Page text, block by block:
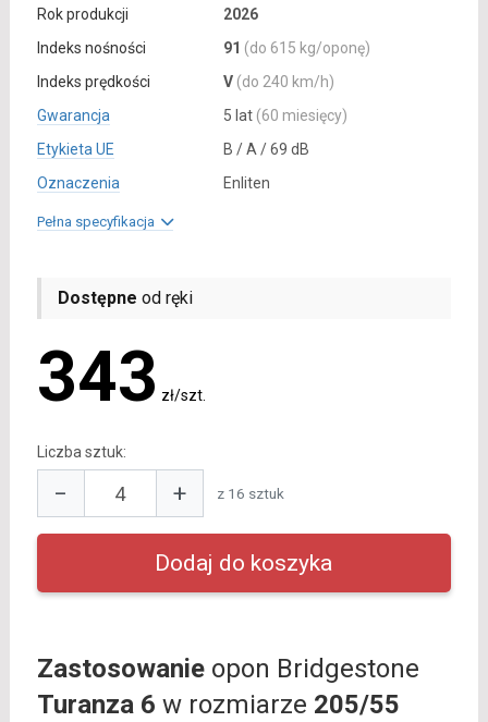
Rok produkcji
2026
Indeks nośności
91 (do 615 kg/oponę)
Indeks prędkości
V (do 240 km/h)
Gwarancja
5 lat (60 miesięcy)
Etykieta UE
B / A / 69 dB
Oznaczenia
Enliten
Pełna specyfikacja
Dostępne od ręki
343 zł/szt.
Liczba sztuk:
− + z 16 sztuk
Zastosowanieopon Bridgestone
Turanza 6 w rozmiarze 205/55